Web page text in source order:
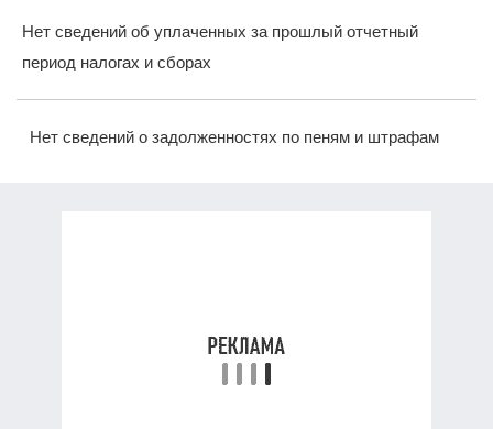
Нет сведений об уплаченных за прошлый отчетный
период налогах и сборах
Нет сведений о задолженностях по пеням и штрафам